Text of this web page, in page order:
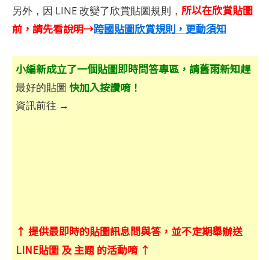
另外，因 LINE 改變了欣賞貼圖規則， 所以在欣賞貼圖
前，請先看說明→跨國貼圖欣賞規則，更動須知
小編新成立了一個貼圖即時問答專區，請舊雨新知趕
快加入按讚唷！
最好的貼圖
資訊前往 →
↑ 提供最即時的貼圖訊息問與答，並不定期舉辦送
LINE貼圖 及 主題 的活動唷 ↑